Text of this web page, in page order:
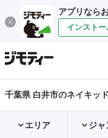
アプリなら
インストー
千葉県 白井市のネイキッ
エリア ジャ